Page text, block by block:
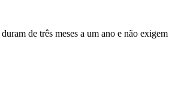
de três meses a um ano e não exigem